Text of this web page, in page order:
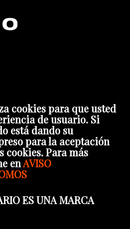
cookies para que usted
de usuario. Si
está dando su
para la aceptación
cookies. Para más
enAVISO
ES UNA MARCA